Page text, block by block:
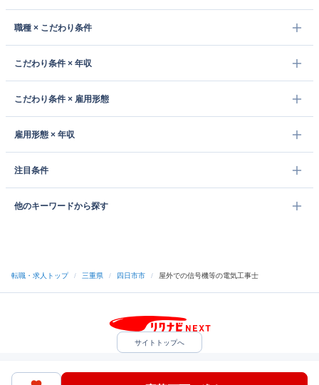
職種 × こだわり条件
こだわり条件 × 年収
こだわり条件 × 雇用形態
雇用形態 × 年収
注目条件
他のキーワードから探す
転職・求人トップ / 三重県 / 四日市市 / 屋外での信号機等の電気工事士
サイトトップへ
中途採用をご検討の企業様